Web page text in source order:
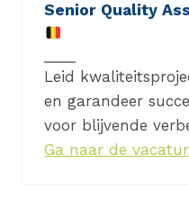
Senior Quality
Leid
en garandeer
voor blijvende
Ga naar de